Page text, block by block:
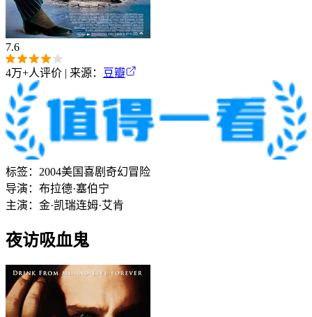
7.6
4万+人评价 | 来源： 豆瓣
标签： 2004美国喜剧 奇幻冒险
导演： 布拉德·塞伯宁
主演： 金·凯瑞连姆·艾肯
夜访吸血鬼